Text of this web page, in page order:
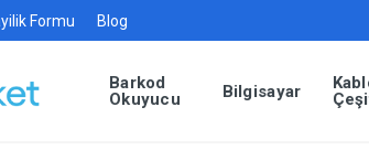
Formu Blog
Barkod
Okuyucu
Bilgisayar